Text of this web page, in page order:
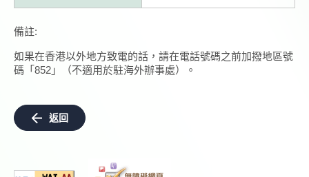
備註:
如果在香港以外地方致電的話，請在電話號碼之前加撥地區號
碼「852」（不適用於駐海外辦事處）。
返回